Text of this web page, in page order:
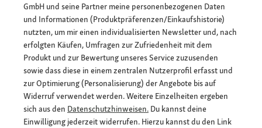
GmbH und seine Partner meine personenbezogenen Daten
und Informationen (Produktpräferenzen/Einkaufshistorie)
nutzten, um mir einen individualisierten Newsletter und, nach
erfolgten Käufen, Umfragen zur Zufriedenheit mit dem
Produkt und zur Bewertung unseres Service zuzusenden
sowie dass diese in einem zentralen Nutzerprofil erfasst und
zur Optimierung (Personalisierung) der Angebote bis auf
Widerruf verwendet werden. Weitere Einzelheiten ergeben
sich aus den Datenschutzhinweisen. Du kannst deine
Einwilligung jederzeit widerrufen. Hierzu kannst du den Link